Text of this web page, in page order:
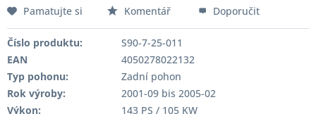
Pamatujte si Komentář Doporučit
Číslo produktu:
S90-7-25-011
EAN
4050278022132
Typ pohonu:
Zadní pohon
Rok výroby:
2001-09 bis 2005-02
Výkon:
143 PS / 105 KW